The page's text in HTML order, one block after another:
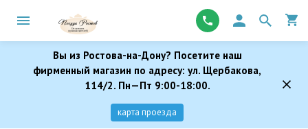
Вы из Ростова-на-Дону? Посетите наш
фирменный магазин по адресу: ул. Щербакова,
114/2. Пн—Пт 9:00-18:00.
карта проезда